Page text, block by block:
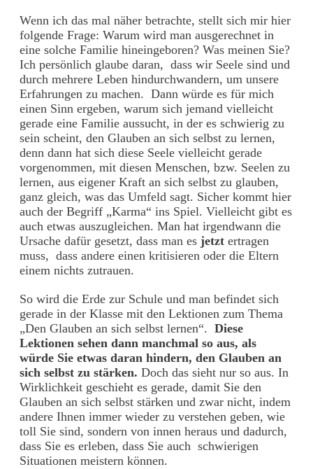
Wenn ich das mal näher betrachte, stellt sich mir hier
folgende Frage: Warum wird man ausgerechnet in
eine solche Familie hineingeboren? Was meinen Sie?
Ich persönlich glaube daran, dass wir Seele sind und
durch mehrere Leben hindurchwandern, um unsere
Erfahrungen zu machen. Dann würde es für mich
einen Sinn ergeben, warum sich jemand vielleicht
gerade eine Familie aussucht, in der es schwierig zu
sein scheint, den Glauben an sich selbst zu lernen,
denn dann hat sich diese Seele vielleicht gerade
vorgenommen, mit diesen Menschen, bzw. Seelen zu
lernen, aus eigener Kraft an sich selbst zu glauben,
ganz gleich, was das Umfeld sagt. Sicher kommt hier
auch der Begriff „Karma“ ins Spiel. Vielleicht gibt es
auch etwas auszugleichen. Man hat irgendwann die
Ursache dafür gesetzt, dass man es jetzt ertragen
muss, dass andere einen kritisieren oder die Eltern
einem nichts zutrauen.
So wird die Erde zur Schule und man befindet sich
gerade in der Klasse mit den Lektionen zum Thema
„Den Glauben an sich selbst lernen“. Diese
Lektionen sehen dann manchmal so aus, als
würde Sie etwas daran hindern, den Glauben an
sich selbst zu stärken. Doch das sieht nur so aus. In
Wirklichkeit geschieht es gerade, damit Sie den
Glauben an sich selbst stärken und zwar nicht, indem
andere Ihnen immer wieder zu verstehen geben, wie
toll Sie sind, sondern von innen heraus und dadurch,
dass Sie es erleben, dass Sie auch schwierigen
Situationen meistern können.